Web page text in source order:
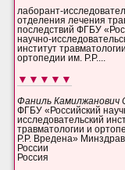
лаборант-
отделения лечения
последствий ФГБУ
научно-
институт
ортопедии им. Р.Р....
▼▼▼▼▼
Фаниль Камилжанович
ФГБУ «Российский
исследовательский
травматологии и
Р.Р. Вредена»
России
Россия